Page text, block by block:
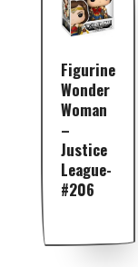
Figurine
Wonder
Woman
–
Justice
League-
#206